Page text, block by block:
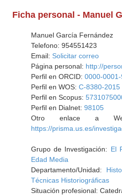
Ficha personal - Manuel
Manuel García Fernández
Telefono: 954551423
Email: Solicitar correo
Página personal: http://
Perfil en ORCID: 0000-
Perfil en WOS: C-8380-2015
Perfil en Scopus:
Perfil en Dialnet: 98105
Otro enlace a
https://prisma.us.es/
Grupo de Investigación: El
Edad Media
Departamento/Unidad:
Técnicas Historiográficas
Situación profesional: